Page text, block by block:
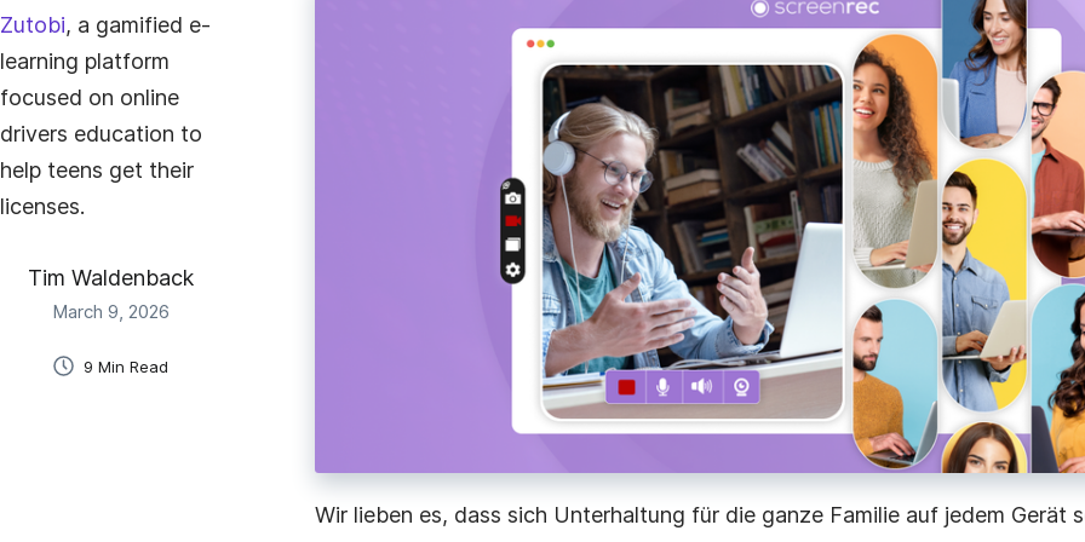
Erstelle und teile schnell Schulungsvideos für Lernende
Der einfachste Weg, personalisierte Videos für
Interessent:innen zu erstellen und zu versenden.
Erkläre Aufgaben, gib Feedback und kommuniziere mit
Geschäftskommunikation
Wir lieben es, dass sich Unterhaltung für die ganze Familie auf jedem Gerät
Zutobi, a gamified e-
learning platform
focused on online
drivers education to
help teens get their
licenses.
Tim Waldenback
March 9, 2026
9 Min Read